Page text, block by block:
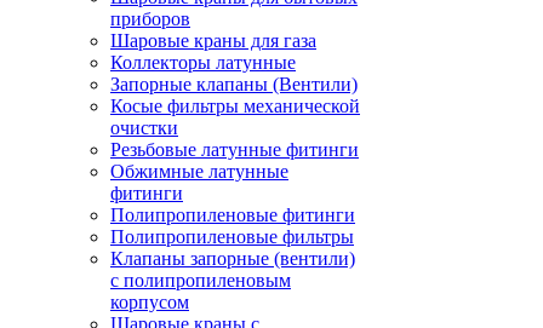
приборов
Шаровые краны для газа
Коллекторы латунные
Запорные клапаны (Вентили)
Косые фильтры механической
очистки
Резьбовые латунные фитинги
Обжимные латунные
фитинги
Полипропиленовые фитинги
Полипропиленовые фильтры
Клапаны запорные (вентили)
с полипропиленовым
корпусом
Шаровые краны с